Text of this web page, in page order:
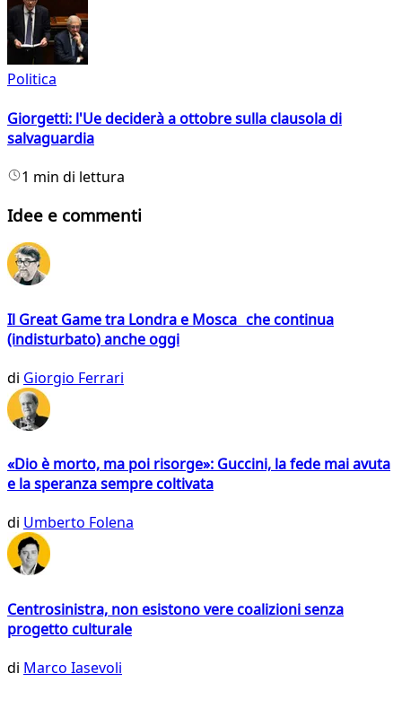
Politica
Giorgetti: l'Ue deciderà a ottobre sulla clausola di
salvaguardia
1 min di lettura
Idee e commenti
Il Great Game tra Londra e Mosca che continua
(indisturbato) anche oggi
di Giorgio Ferrari
«Dio è morto, ma poi risorge»: Guccini, la fede mai avuta
e la speranza sempre coltivata
di Umberto Folena
Centrosinistra, non esistono vere coalizioni senza
progetto culturale
di Marco Iasevoli